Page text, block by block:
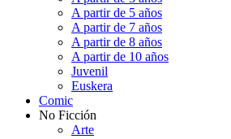
A partir de 5 años
A partir de 7 años
A partir de 8 años
A partir de 10 años
Juvenil
Euskera
Comic
No Ficción
Arte